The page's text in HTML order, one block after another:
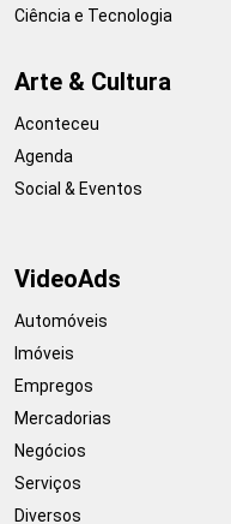
Ciência e Tecnologia
Arte & Cultura
Aconteceu
Agenda
Social & Eventos
VideoAds
Automóveis
Imóveis
Empregos
Mercadorias
Negócios
Serviços
Diversos